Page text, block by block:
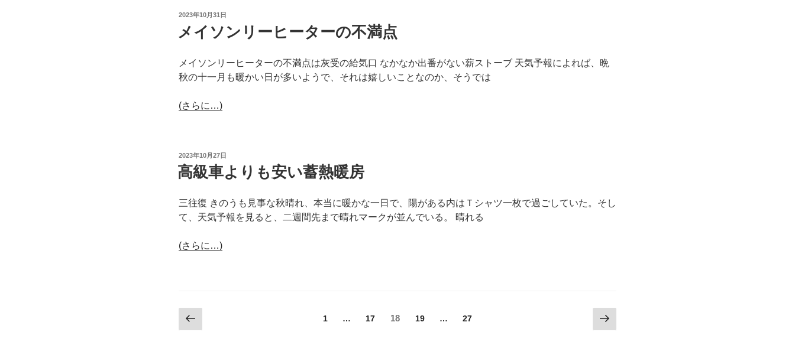
投
日:
2023年10月31日
メイソンリーヒーターの不満点
メイソンリーヒーターの不満点は灰受の給気口 なかなか出番がない薪ストーブ 天気予報によれば、晩
秋の十一月も暖かい日が多いようで、それは嬉しいことなのか、そうでは
(さらに…)
投
稿
日:
2023年10月27日
高級車よりも安い蓄熱暖房
三往復 きのうも見事な秋晴れ、本当に暖かな一日で、陽がある内はＴシャツ一枚で過ごしていた。そし
て、天気予報を見ると、二週間先まで晴れマークが並んでいる。 晴れる
(さらに…)
投前
の
固
1 …
固
17
固
18
固
19 …
固
27
次
の